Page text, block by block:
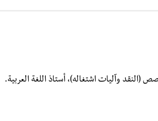
وآليات اشتغاله)، أستاذ اللغة العربية.